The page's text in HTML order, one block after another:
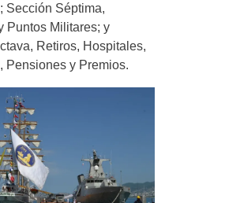
Sección Séptima,
Puntos Militares; y
Retiros, Hospitales,
Pensiones y Premios.